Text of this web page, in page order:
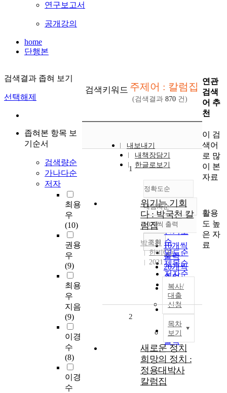
연구보고서
공개강의
home
단행본
검색결과 좁혀 보기
선택해제
좁혀본 항목 보
기순서
검색량순
가나다순
저자
최용
우
(10)
권용
우
(9)
최용
우
지음
(9)
이경
수
(8)
이경
수
검색키워드 주제어 : 칼럼집
(검색결과 870 건)
내보내기
내책장담기
한글로보기
정확도순
정확도
순
인기도
순
연도순
제목순
저자순
발행기
관순
내림차순
내림차순
10개씩 출력
10개씩
출력
20개씩
출력
30개씩
출력
50개씩
출력
100개씩
출력
조회
1
위기는 기회
다 : 박국천 칼
럼집
박국천
한비CO
2021
복사/
대출
신청
목차
보기
2
새로운 정치
희망의 정치 :
정용대박사
칼럼집
연관
검색
어 추
천
이 검
색어
로 많
이 본
자료
활용
도 높
은 자
료